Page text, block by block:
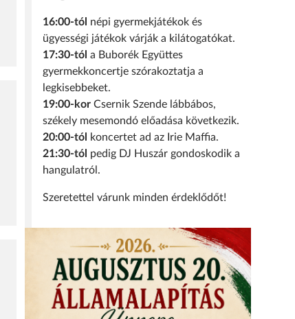
16:00-tól népi gyermekjátékok és
ügyességi játékok várják a kilátogatókat.
17:30-tól a Buborék Együttes
gyermekkoncertje szórakoztatja a
legkisebbeket.
19:00-kor Csernik Szende lábbábos,
székely mesemondó előadása következik.
20:00-tól
koncertet ad az Irie Maffia.
21:30-tól pedig DJ Huszár gondoskodik a
hangulatról.
Szeretettel várunk minden érdeklődőt!